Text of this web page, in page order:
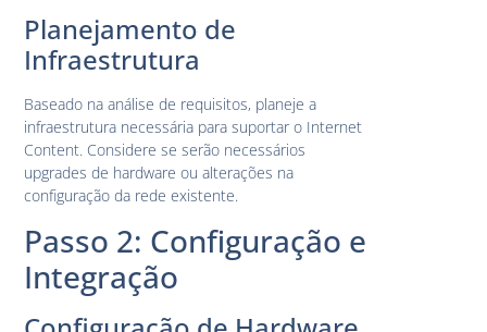
Planejamento de
Infraestrutura
Baseado na análise de requisitos, planeje a
infraestrutura necessária para suportar o Internet
Content. Considere se serão necessários
upgrades de hardware ou alterações na
configuração da rede existente.
Passo 2: Configuração e
Integração